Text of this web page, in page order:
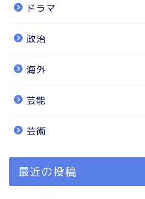
ドラマ
政治
海外
芸能
芸術
最近の投稿